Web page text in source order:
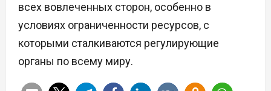
всех вовлеченных сторон, особенно в
условиях ограниченности ресурсов, с
которыми сталкиваются регулирующие
органы по всему миру.